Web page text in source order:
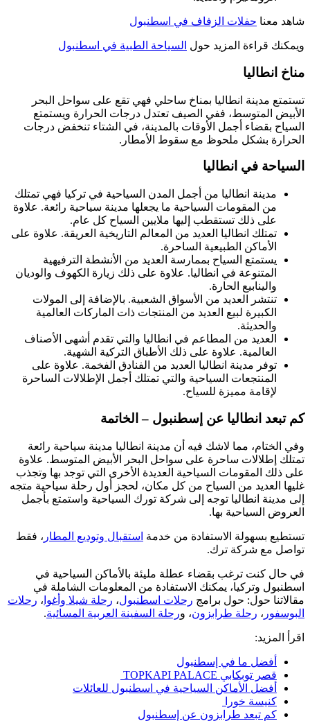
شاهد معنا حفلات الزفاف في اسطنبول
ويمكنك قراءة المزيد حول السياحة الطبية في اسطنبول
مناخ انطاليا
تستمتع مدينة انطاليا بمناخ ساحلي فهي تقع على سواحل البحر
الأبيض المتوسط، ففي الصيف تعتدل درجات الحرارة ويستمتع
السياح بقضاء أجمل الأوقات بالمدينة، في الشتاء تنخفض درجات
الحرارة بشكل ملحوظ مع سقوط الأمطار.
السياحة في انطاليا
مدينة انطاليا من أجمل المدن السياحية في تركيا فهي تمتلك
من المقومات السياحية ما يجعلها مدينة سياحية رائعة. علاوة
على ذلك تستقطب إليها ملايين السياح كل عام.
تمتلك انطاليا العديد من المعالم التاريخية العريقة. علاوة على
الأماكن الطبيعية الساحرة.
يستمتع السياح بممارسة العديد من الأنشطة الترفيهية
المتنوعة في انطاليا. علاوة على ذلك زيارة الكهوف والوديان
والينابيع الحارة.
تنتشر العديد من الأسواق الشعبية. بالإضافة إلى المولات
الكبيرة لبيع العديد من المنتجات ذات الماركات العالمية
والحديثة.
العديد من المطاعم في انطاليا والتي تقدم أشهى الأصناف
العالمية. علاوة على ذلك الأطباق التركية الشهية.
توفر مدينة انطاليا العديد من الفنادق الفخمة. علاوة على
المنتجعات السياحية والتي تمتلك أجمل الإطلالات الساحرة
لإقامة مميزة للسياح.
كم تبعد انطاليا عن إسطنبول – الخاتمة
وفي الختام، مما لاشك فيه أن مدينة انطاليا مدينة سياحية رائعة
تمتلك إطلالات ساحرة على سواحل البحر الأبيض المتوسط. علاوة
على ذلك المقومات السياحية العديدة الأخرى التي توجد بها وتجذب
غليها العديد من السياح من كل مكان، لحجز أول رحلة سياحية متجه
إلى مدينة انطاليا توجه إلى شركة تورك السياحية واستمتع بأجمل
العروض السياحية بها.
تستطيع بسهولة الاستفادة من خدمة استقبال وتوديع المطار ، فقط
تواصل مع شركة ترك.
في حال كنت ترغب بقضاء عطلة مليئة بالأماكن السياحية في
اسطنبول وتركيا، يمكنك الاستفادة من المعلومات الشاملة في
مقالاتنا حول: حول برامج رحلات اسطنبول، رحلة شيلا وأغوا ، رحلات
البوسفور ، رحلة طرابزون، ورحلة السفينة العربية المسائية.
اقرأ المزيد:
أفضل ما في إسطنبول
قصر توبكابي TOPKAPI PALACE
أفضل الأماكن السياحية في اسطنبول للعائلات
كنيسة خورا
كم تبعد طرابزون عن إسطنبول